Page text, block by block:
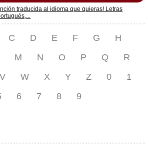
traducida al idioma que quieras! Letras
C D E F G
H
M N O P Q
R
V W X Y Z 0
1
6 7 8 9